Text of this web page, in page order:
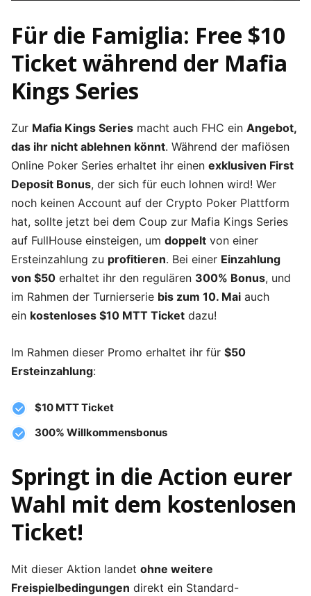
Für die Famiglia: Free $10
Ticket während der Mafia
Kings Series
Zur Mafia Kings Series macht auch FHC ein Angebot,
das ihr nicht ablehnen könnt. Während der mafiösen
Online Poker Series erhaltet ihr einen exklusiven First
Deposit Bonus, der sich für euch lohnen wird! Wer
noch keinen Account auf der Crypto Poker Plattform
hat, sollte jetzt bei dem Coup zur Mafia Kings Series
auf FullHouse einsteigen, um doppelt von einer
Ersteinzahlung zu profitieren. Bei einer Einzahlung
von $50 erhaltet ihr den regulären 300% Bonus, und
im Rahmen der Turnierserie bis zum 10. Mai auch
ein kostenloses $10 MTT Ticket dazu!
Im Rahmen dieser Promo erhaltet ihr für $50
Ersteinzahlung:
$10 MTT Ticket
300% Willkommensbonus
Springt in die Action eurer
Wahl mit dem kostenlosen
Ticket!
Mit dieser Aktion landet ohne weitere
Freispielbedingungen direkt ein Standard-